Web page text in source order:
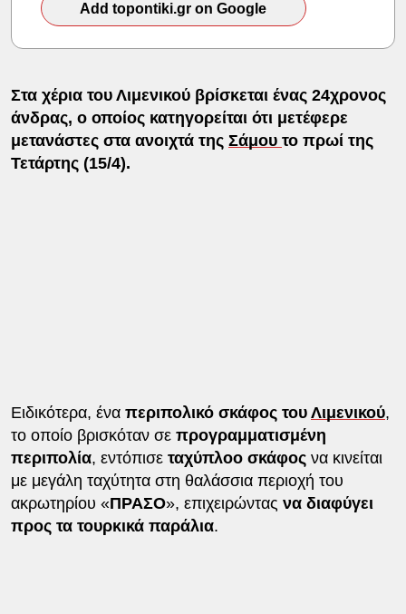
Add topontiki.gr on Google
Στα χέρια του Λιμενικού βρίσκεται ένας 24χρονος
άνδρας, ο οποίος κατηγορείται ότι μετέφερε
μετανάστες στα ανοιχτά της Σάμου το πρωί της
Τετάρτης (15/4).
Ειδικότερα, ένα περιπολικό σκάφος του Λιμενικού,
το οποίο βρισκόταν σε προγραμματισμένη
περιπολία, εντόπισε ταχύπλοο σκάφοςνα κινείται
με μεγάλη ταχύτητα στη θαλάσσια περιοχή του
ακρωτηρίου «ΠΡΑΣΟ», επιχειρώντας να διαφύγει
προς τα τουρκικά παράλια.